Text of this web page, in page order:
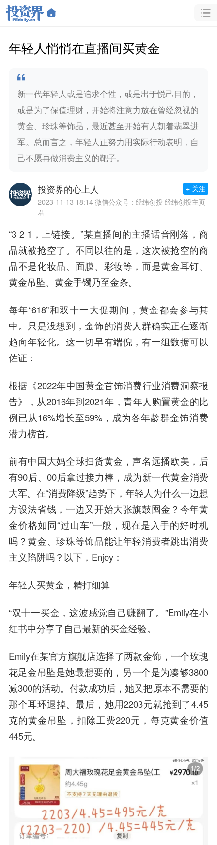
年轻人悄悄在直播间买黄金
新一代年轻人或是追求个性，或是出于悦己目的，
或是为了保值理财，开始将注意力放在曾经忽视的
黄金、珍珠等饰品，最近甚至开始有人朝着翡翠进
军。总而言之，年轻人正努力用实际行动表明，自
己不愿再做消费主义的靶子。
投资界的心上人
2023-11-13 18:14 微信公众号：经纬创投 经纬创投主页
君
+ 关注
“3 2 1，上链接。”某直播间的主播话音刚落，商
品就被抢空了。不同以往的是，这次被抢空的商
品不是化妆品、面膜、彩妆等，而是黄金耳钉、
黄金吊坠、黄金手镯乃至金条。
每年“618”和双十一大促期间，黄金都会参与其
中。只是没想到，金饰的消费人群确实正在逐渐
趋向年轻化。这一切早有端倪，有一组数据可以
佐证：
根据《2022年中国黄金首饰消费行业消费洞察报
告》，从2016年到2021年，青年人购置黄金的比
例已从16%增长至59%，成为各年龄群金饰消费
潜力榜首。
前有中国大妈全球扫货黄金，声名远播欧美，后
有90后、00后拿过接力棒，成为新一代黄金消费
大军。在“消费降级”趋势下，年轻人为什么一边想
方设法省钱，一边又开始大张旗鼓囤金？今年黄
金价格如同“过山车”一般，现在是入手的好时机
吗？黄金、珍珠等饰品能让年轻消费者跳出消费
主义陷阱吗？以下，Enjoy：
年轻人买黄金，精打细算
“双十一买金，这波感觉自己赚翻了。”Emily在小
红书中分享了自己最新的买金经验。
Emily在某官方旗舰店选择了两款金饰，一个玫瑰
花足金吊坠是她最想要的，另一个是为凑够3800
减300的活动。付款成功后，她又把原本不需要的
那个耳环退掉。最后，她用2203元就抢到了4.45
克的黄金吊坠，扣除工费220元，每克黄金价值
445元。